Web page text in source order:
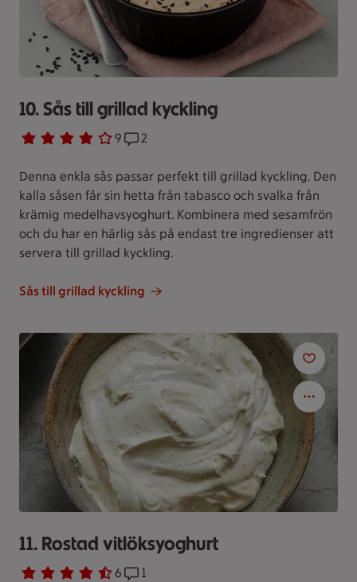
10. Sås till grillad kyckling
Betyg 3.8 av 5. 9
9 personer har röstatReceptet har 2 kommentarer
2
Denna enkla sås passar perfekt till grillad kyckling. Den
kalla såsen får sin hetta från tabasco och svalka från
krämig medelhavsyoghurt. Kombinera med sesamfrön
och du har en härlig sås på endast tre ingredienser att
servera till grillad kyckling.
Sås till grillad kyckling
11. Rostad vitlöksyoghurt
Betyg 4.7 av 5. 6
6 personer har röstatReceptet har 1 kommentarer
1